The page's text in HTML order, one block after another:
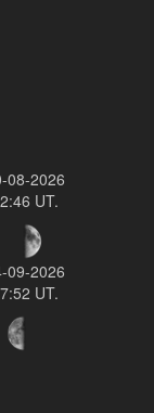
08-2026
UT.
09-2026
UT.